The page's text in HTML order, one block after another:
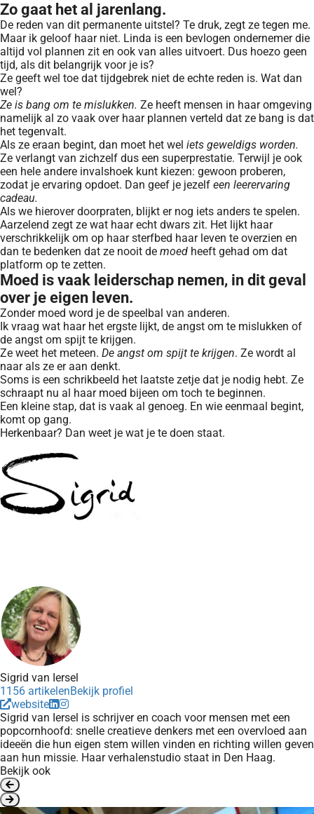
Zo gaat het al jarenlang.
De reden van dit permanente uitstel? Te druk, zegt ze tegen me.
Maar ik geloof haar niet. Linda is een bevlogen ondernemer die
altijd vol plannen zit en ook van alles uitvoert. Dus hoezo geen
tijd, als dit belangrijk voor je is?
Ze geeft wel toe dat tijdgebrek niet de echte reden is. Wat dan
wel?
Ze is bang om te mislukken. Ze heeft mensen in haar omgeving
namelijk al zo vaak over haar plannen verteld dat ze bang is dat
het tegenvalt.
Als ze eraan begint, dan moet het wel iets geweldigs worden.
Ze verlangt van zichzelf dus een superprestatie. Terwijl je ook
een hele andere invalshoek kunt kiezen: gewoon proberen,
zodat je ervaring opdoet. Dan geef je jezelf een leerervaring
cadeau.
Als we hierover doorpraten, blijkt er nog iets anders te spelen.
Aarzelend zegt ze wat haar echt dwars zit. Het lijkt haar
verschrikkelijk om op haar sterfbed haar leven te overzien en
dan te bedenken dat ze nooit de moed heeft gehad om dat
platform op te zetten.
Moed is vaak leiderschap nemen, in dit geval
over je eigen leven.
Zonder moed word je de speelbal van anderen.
Ik vraag wat haar het ergste lijkt, de angst om te mislukken of
de angst om spijt te krijgen.
Ze weet het meteen. De angst om spijt te krijgen. Ze wordt al
naar als ze er aan denkt.
Soms is een schrikbeeld het laatste zetje dat je nodig hebt. Ze
schraapt nu al haar moed bijeen om toch te beginnen.
Een kleine stap, dat is vaak al genoeg. En wie eenmaal begint,
komt op gang.
Herkenbaar? Dan weet je wat je te doen staat.
Sigrid van Iersel
1156 artikelenBekijk profiel
website
Sigrid van Iersel is schrijver en coach voor mensen met een
popcornhoofd: snelle creatieve denkers met een overvloed aan
ideeën die hun eigen stem willen vinden en richting willen geven
aan hun missie. Haar verhalenstudio staat in Den Haag.
Bekijk ook